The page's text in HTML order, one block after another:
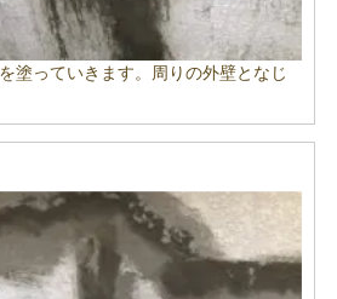
塗っていきます。周りの外壁となじ